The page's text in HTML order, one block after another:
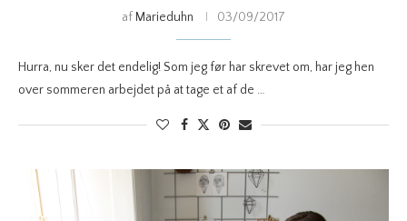
af Marieduhn 03/09/2017
Hurra, nu sker det endelig! Som jeg før har skrevet om, har jeg hen
over sommeren arbejdet på at tage et af de …